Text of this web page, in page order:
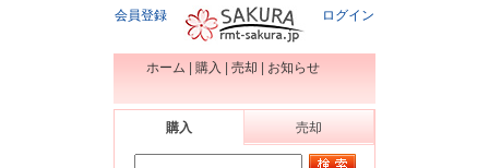
会員登録 ログイン
ホーム 購入 売却 お知らせ
購入 売却